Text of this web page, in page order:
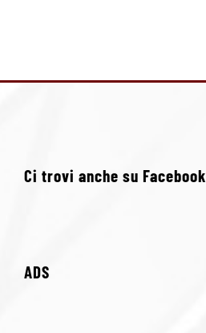
Ci trovi anche su Facebook
ADS